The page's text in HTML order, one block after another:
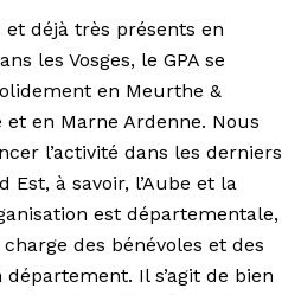
et déjà très présents en
les Vosges, le GPA se
en Meurthe &
et en Marne Ardenne. Nous
l’activité dans les derniers
à savoir, l’Aube et la
est départementale,
des bénévoles et des
Il s’agit de bien